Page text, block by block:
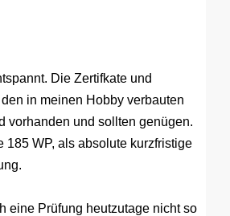
Die Zertifkate und
in meinen Hobby verbauten
vorhanden und sollten genügen.
185 WP, als absolute kurzfristige
eine Prüfung heutzutage nicht so